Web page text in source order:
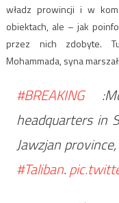
władz prowincji i w
obiektach, ale – jak
przez nich zdobyte.
Mohammada, syna
#BREAKING
headquarters in
Jawzjan
#Taliban.